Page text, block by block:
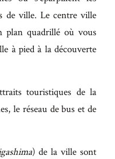
de ville. Le centre ville
plan quadrillé où vous
à pied à la découverte
touristiques de la
le réseau de bus et de
) de la ville sont